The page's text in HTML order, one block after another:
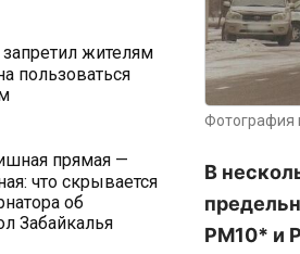
жителям
пользоваться
прямая —
что скрывается
об
Забайкалья
Фотография
В
РМ10* и